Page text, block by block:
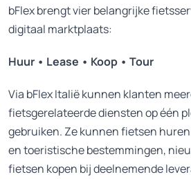
bFlex brengt vier belangrijke
digitaal marktplaats:
Huur • Lease • Koop • Tour
Via bFlex Italië kunnen klanten
fietsgerelateerde diensten op één
gebruiken. Ze kunnen fietsen
en toeristische bestemmingen,
fietsen kopen bij deelnemende